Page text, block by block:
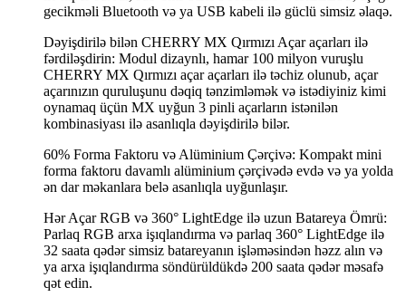
gecikməli Bluetooth və ya USB kabeli ilə güclü simsiz əlaqə.
Dəyişdirilə bilən CHERRY MX Qırmızı Açar açarları ilə
fərdiləşdirin: Modul dizaynlı, hamar 100 milyon vuruşlu
CHERRY MX Qırmızı açar açarları ilə təchiz olunub, açar
açarınızın quruluşunu dəqiq tənzimləmək və istədiyiniz kimi
oynamaq üçün MX uyğun 3 pinli açarların istənilən
kombinasiyası ilə asanlıqla dəyişdirilə bilər.
60% Forma Faktoru və Alüminium Çərçivə: Kompakt mini
forma faktoru davamlı alüminium çərçivədə evdə və ya yolda
ən dar məkanlara belə asanlıqla uyğunlaşır.
Hər Açar RGB və 360° LightEdge ilə uzun Batareya Ömrü:
Parlaq RGB arxa işıqlandırma və parlaq 360° LightEdge ilə
32 saata qədər simsiz batareyanın işləməsindən həzz alın və
ya arxa işıqlandırma söndürüldükdə 200 saata qədər məsafə
qət edin.